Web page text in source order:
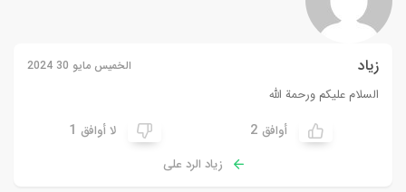
زياد الخميس مايو 30 2024
السلام عليكم ورحمة الله
أوافق 2 لا أوافق 1
زياد الرد على